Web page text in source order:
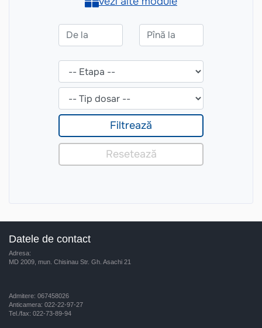
Datele de contact
Adresa:
MD 2009, mun. Chisinau Str. Gh. Asachi 21
Admitere: 067458026
Anticamera: 022-22-97-27
Tel./fax: 022-73-89-94